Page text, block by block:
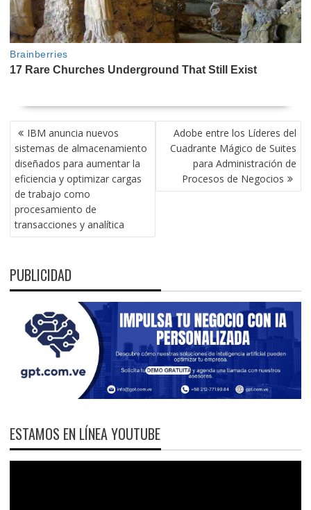
NAVEGACIÓN
DE
ENTRADAS
IBM anuncia nuevos
sistemas de almacenamiento
diseñados para aumentar la
eficiencia y optimizar cargas
de trabajo como
procesamiento de
transacciones y analítica
Adobe entre los Líderes del
Cuadrante Mágico de Suites
para Administración de
Procesos de Negocios
PUBLICIDAD
ESTAMOS EN LÍNEA YOUTUBE